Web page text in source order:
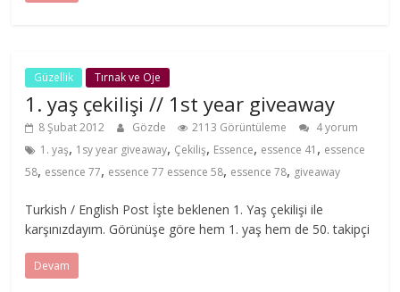
Güzellik Tırnak ve Oje
1. yaş çekilişi // 1st year giveaway
8 Şubat 2012 Gözde 2113 Görüntüleme
4 yorum
1. yaş, 1sy year giveaway, Çekiliş, Essence, essence 41 , essence
58, essence 77, essence 77 essence 58, essence 78, giveaway
Turkish / English Post İşte beklenen 1. Yaş çekilişi ile
karşınızdayım. Görünüşe göre hem 1. yaş hem de 50. takipçi
Devam